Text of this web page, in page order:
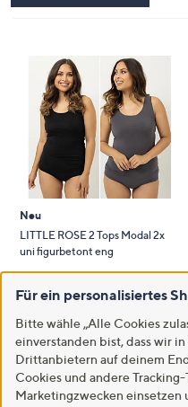
Neu
LITTLE ROSE 2 Tops Modal 2x
uni figurbetont eng
€ 37,99
5.0
von
2
Bewertungen
Weitere Farben verfügbar
In den Warenkorb
Für ein personalisiertes
Bitte wähle „Alle Cookies
einverstanden bist, dass wir
Drittanbietern auf deinem
Cookies und andere
Marketingzwecken einsetzen